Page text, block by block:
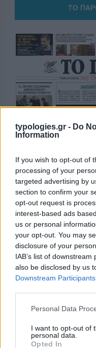
typologies.gr - Do
Information
If you wish to opt-out of
processing of your
targeted advertising by
section to confirm your
opt-out request is
interest-based ads
us or personal
your opt-out. You may
disclosure of your
IAB’s list of
also be disclosed by us
Downstream Participants
Please note that this
not limited to your visit
grant or deny consent
Personal Data
I want to opt-out of
personal data.
Opted In
ΤΟ